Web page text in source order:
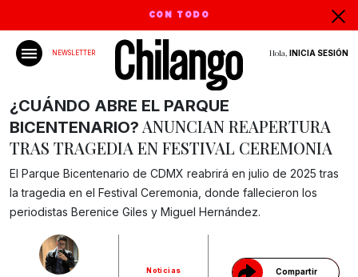
CON TODO
NEWSLETTER Hola, INICIA SESIÓN
Noticias Compartir
Gracias!
¿CUÁNDO ABRE EL PARQUE
BICENTENARIO? ANUNCIAN REAPERTURA
TRAS TRAGEDIA EN FESTIVAL CEREMONIA
El Parque Bicentenario de CDMX reabrirá en julio de 2025 tras
la tragedia en el Festival Ceremonia, donde fallecieron los
periodistas Berenice Giles y Miguel Hernández.